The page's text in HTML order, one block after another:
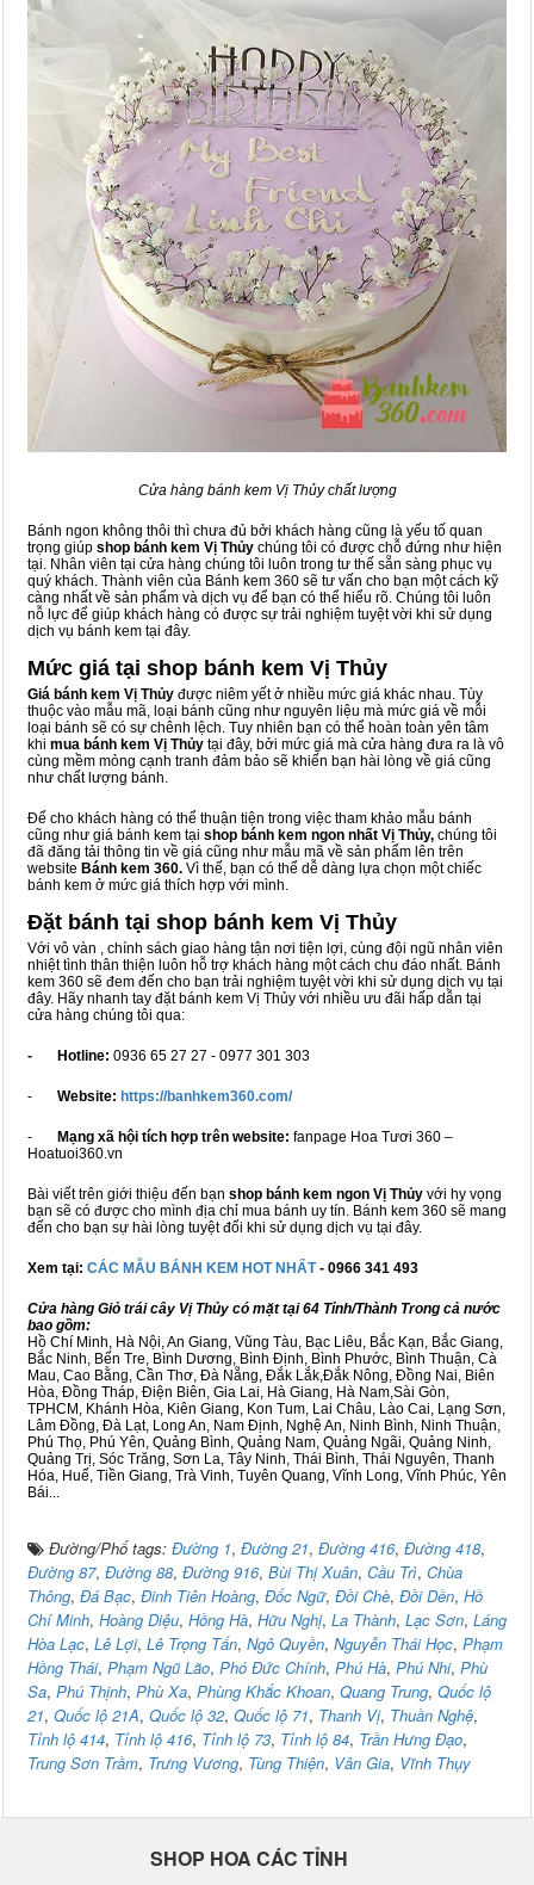
Cửa hàng bánh kem Vị Thủy chất lượng
Bánh ngon không thôi thì chưa đủ bởi khách hàng cũng là yếu tố quan
trọng giúp shop bánh kem Vị Thủy chúng tôi có được chỗ đứng như hiện
tại. Nhân viên tại cửa hàng chúng tôi luôn trong tư thế sẵn sàng phục vụ
quý khách. Thành viên của Bánh kem 360 sẽ tư vấn cho bạn một cách kỹ
càng nhất về sản phẩm và dịch vụ để bạn có thể hiểu rõ. Chúng tôi luôn
nỗ lực để giúp khách hàng có được sự trải nghiệm tuyệt vời khi sử dụng
dịch vụ bánh kem tại đây.
Mức giá tại shop bánh kem Vị Thủy
Giá bánh kem Vị Thủy được niêm yết ở nhiều mức giá khác nhau. Tùy
thuộc vào mẫu mã, loại bánh cũng như nguyên liệu mà mức giá về mỗi
loại bánh sẽ có sự chênh lệch. Tuy nhiên bạn có thể hoàn toàn yên tâm
khi mua bánh kem Vị Thủy tại đây, bởi mức giá mà cửa hàng đưa ra là vô
cùng mềm mỏng cạnh tranh đảm bảo sẽ khiến bạn hài lòng về giá cũng
như chất lượng bánh.
Để cho khách hàng có thể thuận tiện trong việc tham khảo mẫu bánh
cũng như giá bánh kem tại shop bánh kem ngon nhất Vị Thủy, chúng tôi
đã đăng tải thông tin về giá cũng như mẫu mã về sản phẩm lên trên
website Bánh kem 360. Vì thế, bạn có thể dễ dàng lựa chọn một chiếc
bánh kem ở mức giá thích hợp với mình.
Đặt bánh tại shop bánh kem Vị Thủy
Với vô vàn , chính sách giao hàng tận nơi tiện lợi, cùng đội ngũ nhân viên
nhiệt tình thân thiện luôn hỗ trợ khách hàng một cách chu đáo nhất. Bánh
kem 360 sẽ đem đến cho bạn trải nghiệm tuyệt vời khi sử dụng dịch vụ tại
đây. Hãy nhanh tay đặt bánh kem Vị Thủy với nhiều ưu đãi hấp dẫn tại
cửa hàng chúng tôi qua:
- Hotline: 0936 65 27 27 - 0977 301 303
- Website: https://banhkem360.com/
- Mạng xã hội tích hợp trên website: fanpage Hoa Tươi 360 –
Hoatuoi360.vn
Bài viết trên giới thiệu đến bạn shop bánh kem ngon Vị Thủy với hy vọng
bạn sẽ có được cho mình địa chỉ mua bánh uy tín. Bánh kem 360 sẽ mang
đến cho bạn sự hài lòng tuyệt đối khi sử dụng dịch vụ tại đây.
Xem tại: CÁC MẪU BÁNH KEM HOT NHẤT- 0966 341 493
Cửa hàng Giỏ trái cây Vị Thủy có mặt tại 64 Tỉnh/Thành Trong cả nước
bao gồm:
Hồ Chí Minh, Hà Nội, An Giang, Vũng Tàu, Bạc Liêu, Bắc Kạn, Bắc Giang,
Bắc Ninh, Bến Tre, Bình Dương, Bình Định, Bình Phước, Bình Thuận, Cà
Mau, Cao Bằng, Cần Thơ, Đà Nẵng, Đắk Lắk,Đắk Nông, Đồng Nai, Biên
Hòa, Đồng Tháp, Điện Biên, Gia Lai, Hà Giang, Hà Nam,Sài Gòn,
TPHCM, Khánh Hòa, Kiên Giang, Kon Tum, Lai Châu, Lào Cai, Lạng Sơn,
Lâm Đồng, Đà Lạt, Long An, Nam Định, Nghệ An, Ninh Bình, Ninh Thuận,
Phú Thọ, Phú Yên, Quảng Bình, Quảng Nam, Quảng Ngãi, Quảng Ninh,
Quảng Trị, Sóc Trăng, Sơn La, Tây Ninh, Thái Bình, Thái Nguyên, Thanh
Hóa, Huế, Tiền Giang, Trà Vinh, Tuyên Quang, Vĩnh Long, Vĩnh Phúc, Yên
Bái...
Đường/Phố tags: Đường 1, Đường 21, Đường 416, Đường 418,
Đường 87, Đường 88, Đường 916, Bùi Thị Xuân, Cầu Trì, Chùa
Thông, Đá Bạc, Đinh Tiên Hoàng, Đốc Ngữ, Đồi Chè, Đồi Dền, Hồ
Chí Minh, Hoàng Diệu, Hồng Hà, Hữu Nghị, La Thành, Lạc Sơn, Láng
Hòa Lạc, Lê Lợi, Lê Trọng Tấn, Ngô Quyền, Nguyễn Thái Học, Phạm
Hồng Thái, Phạm Ngũ Lão, Phó Đức Chính, Phú Hà, Phú Nhi, Phù
Sa, Phú Thịnh, Phù Xa, Phùng Khắc Khoan, Quang Trung, Quốc lộ
21, Quốc lộ 21A, Quốc lộ 32, Quốc lộ 71, Thanh Vị, Thuần Nghệ,
Tỉnh lộ 414, Tỉnh lộ 416, Tỉnh lộ 73, Tỉnh lộ 84, Trần Hưng Đạo,
Trung Sơn Trầm, Trưng Vương, Tùng Thiện, Vân Gia, Vĩnh Thụy
SHOP HOA CÁC TỈNH